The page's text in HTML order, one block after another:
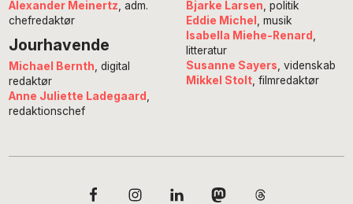
Alexander Meinertz , adm.
chefredaktør
Jourhavende
Michael Bernth , digital
redaktør
Anne Juliette Ladegaard
redaktionschef
Bjarke Larsen , politik
Eddie Michel
, musik
Isabella Miehe-Renard
litteratur
Susanne Sayers , videnskab
Mikkel Stolt, filmredaktør